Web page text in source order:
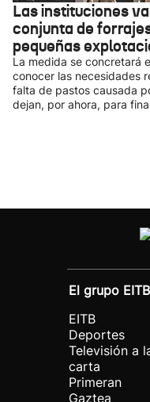
Las instituciones
conjunta de
pequeñas
La medida se concretará
conocer las necesidades
falta de pastos causada
dejan, por ahora, para
El grupo EITB
EITB
Deportes
Televisión a
carta
Primeran
Gaztea